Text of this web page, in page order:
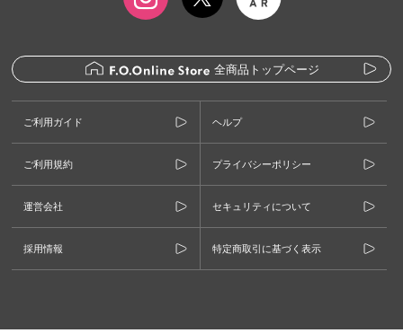
全商品トップページ
ご利用ガイド ヘルプ
ご利用規約 プライバシーポリシー
運営会社 セキュリティについて
採用情報 特定商取引に基づく表示